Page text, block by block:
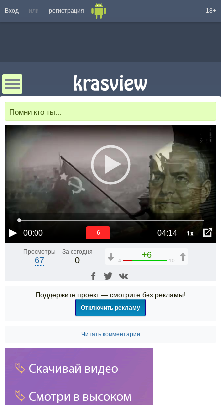
Вход или регистрация 18+
Помни кто ты...
00:00 04:14 1x
5
Просмотры
67
За сегодня
0
+6
4 10
Поддержите проект — смотрите без рекламы!
Отключить рекламу
Читать комментарии